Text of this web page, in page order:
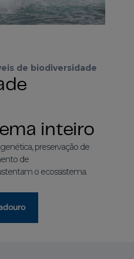
de biodiversidade
inteiro
preservação de
de
o ecossistema.